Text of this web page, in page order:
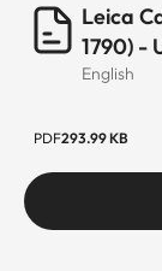
Leica
1790) -
English
PDF293.99 KB